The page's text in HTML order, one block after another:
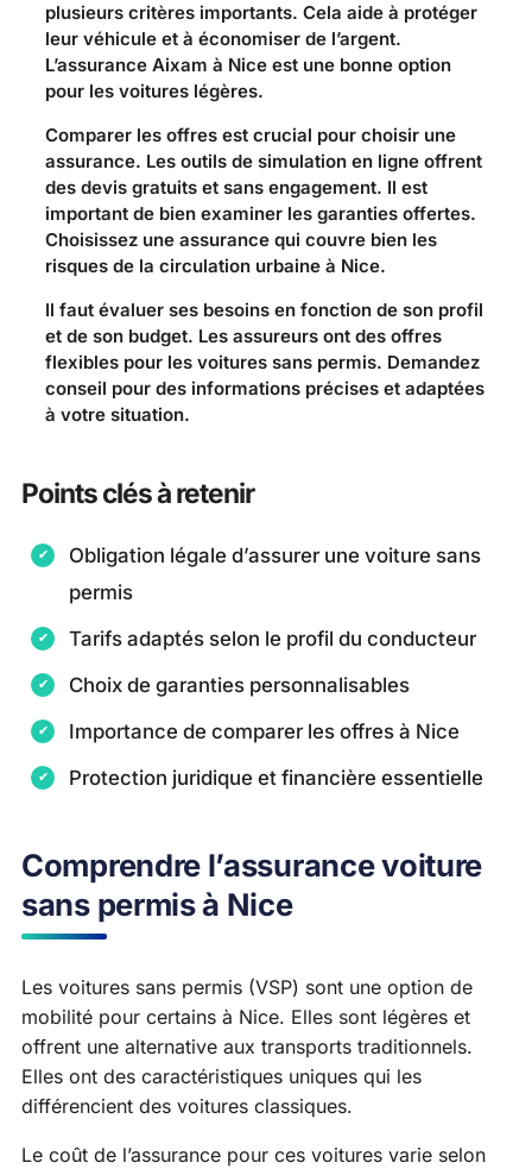
plusieurs critères importants. Cela aide à protéger
leur véhicule et à économiser de l’argent.
L’assurance Aixam à Nice est une bonne option
pour les voitures légères.
Comparer les offres est crucial pour choisir une
assurance. Les outils de simulation en ligne offrent
des devis gratuits et sans engagement. Il est
important de bien examiner les garanties offertes.
Choisissez une assurance qui couvre bien les
risques de la circulation urbaine à Nice.
Il faut évaluer ses besoins en fonction de son profil
et de son budget. Les assureurs ont des offres
flexibles pour les voitures sans permis. Demandez
conseil pour des informations précises et adaptées
à votre situation.
Points clés à retenir
Obligation légale d’assurer une voiture sans
permis
Tarifs adaptés selon le profil du conducteur
Choix de garanties personnalisables
Importance de comparer les offres à Nice
Protection juridique et financière essentielle
Comprendre l’assurance voiture
sans permis à Nice
Les voitures sans permis (VSP) sont une option de
mobilité pour certains à Nice. Elles sont légères et
offrent une alternative aux transports traditionnels.
Elles ont des caractéristiques uniques qui les
différencient des voitures classiques.
Le coût de l’assurance pour ces voitures varie selon